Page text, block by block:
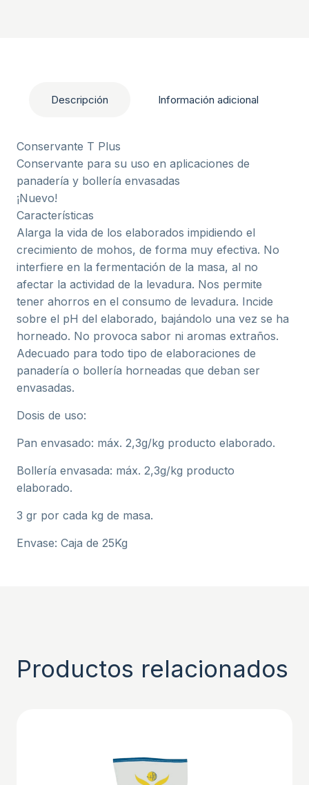
Descripción Información adicional
Conservante T Plus
Conservante para su uso en aplicaciones de
panadería y bollería envasadas
¡Nuevo!
Características
Alarga la vida de los elaborados impidiendo el
crecimiento de mohos, de forma muy efectiva. No
interfiere en la fermentación de la masa, al no
afectar la actividad de la levadura. Nos permite
tener ahorros en el consumo de levadura. Incide
sobre el pH del elaborado, bajándolo una vez se ha
horneado. No provoca sabor ni aromas extraños.
Adecuado para todo tipo de elaboraciones de
panadería o bollería horneadas que deban ser
envasadas.
Dosis de uso:
Pan envasado: máx. 2,3g/kg producto elaborado.
Bollería envasada: máx. 2,3g/kg producto
elaborado.
3 gr por cada kg de masa.
Envase: Caja de 25Kg
Productos relacionados